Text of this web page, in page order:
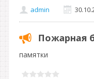
admin
Пожарная
памятки